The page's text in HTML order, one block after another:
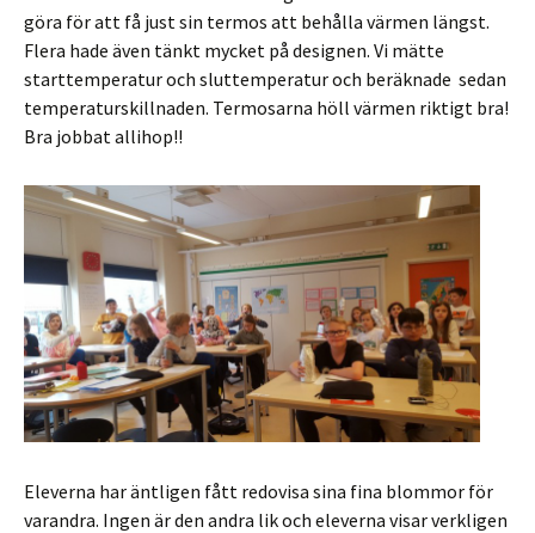
göra för att få just sin termos att behålla värmen längst.
Flera hade även tänkt mycket på designen. Vi mätte
starttemperatur och sluttemperatur och beräknade sedan
temperaturskillnaden. Termosarna höll värmen riktigt bra!
Bra jobbat allihop!!
Eleverna har äntligen fått redovisa sina fina blommor för
varandra. Ingen är den andra lik och eleverna visar verkligen